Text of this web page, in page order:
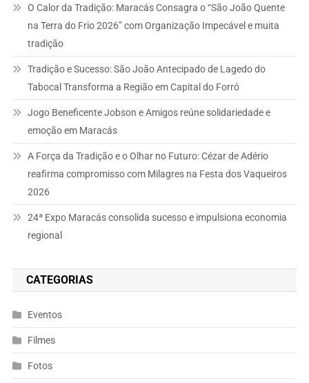
O Calor da Tradição: Maracás Consagra o “São João Quente
na Terra do Frio 2026” com Organização Impecável e muita
tradição
Tradição e Sucesso: São João Antecipado de Lagedo do
Tabocal Transforma a Região em Capital do Forró
Jogo Beneficente Jobson e Amigos reúne solidariedade e
emoção em Maracás
A Força da Tradição e o Olhar no Futuro: Cézar de Adério
reafirma compromisso com Milagres na Festa dos Vaqueiros
2026
24ª Expo Maracás consolida sucesso e impulsiona economia
regional
CATEGORIAS
Eventos
Filmes
Fotos